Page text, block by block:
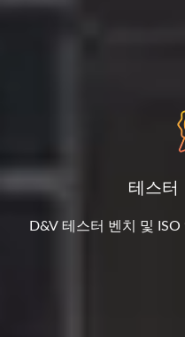
테스터
D&V 테스터 벤치 및